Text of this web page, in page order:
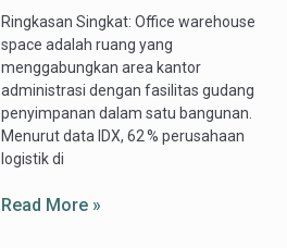
Ringkasan Singkat: Office warehouse
space adalah ruang yang
menggabungkan area kantor
administrasi dengan fasilitas gudang
penyimpanan dalam satu bangunan.
Menurut data IDX, 62 % perusahaan
logistik di
Read More »